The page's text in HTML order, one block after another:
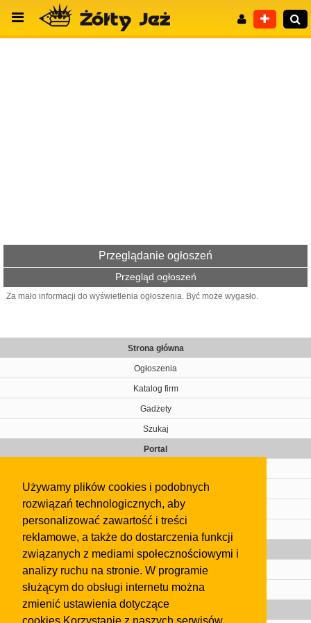
Używamy plików cookies i podobnych
rozwiązań technologicznych, aby
personalizować zawartość i treści
reklamowe, a także do dostarczenia funkcji
związanych z mediami społecznościowymi i
analizy ruchu na stronie. W programie
służącym do obsługi internetu można
zmienić ustawienia dotyczące
Przeglądanie ogłoszeń
Przegląd ogłoszeń
Za mało informacji do wyświetlenia ogłoszenia. Być może wygasło.
Strona główna
Ogłoszenia
Katalog firm
Gadżety
Szukaj
Portal
Kontakt
Regulamin
Gazeta
Olkusz
Kontakt
Strefa dla biznesu